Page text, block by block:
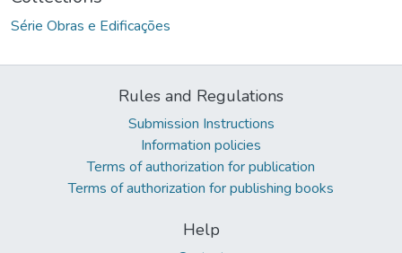
Série Obras e Edificações
Rules and Regulations
Submission Instructions
Information policies
Terms of authorization for publication
Terms of authorization for publishing books
Help